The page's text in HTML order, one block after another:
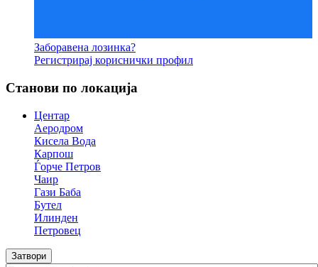
Заборавена лозинка?
Регистрирај кориснички профил
Станови по локација
Центар
Аеродром
Кисела Вода
Карпош
Ѓорче Петров
Чаир
Гази Баба
Бутел
Илинден
Петровец
Затвори